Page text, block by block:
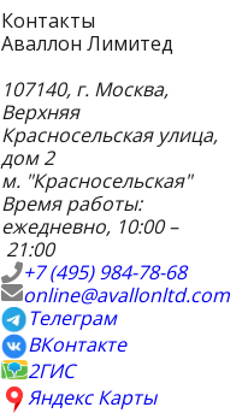
Контакты
Аваллон Лимитед
107140, г. Москва,
Верхняя
Красносельская улица,
дом 2
м. "Красносельская"
Время работы:
ежедневно, 10:00 –
21:00
+7 (495) 984-78-68
online@avallonltd.com
Телеграм
ВКонтакте
2ГИС
Яндекс Карты